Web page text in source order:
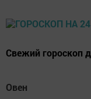
Свежий гороскоп
Овен